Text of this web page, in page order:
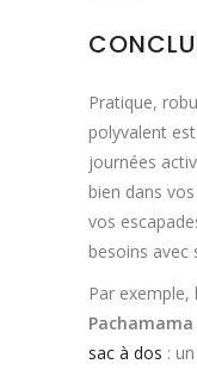
Pratique,
polyvalent
journées
bien dans
vos
besoins avec
Par exemple,
Pachamama
sac à dos : un